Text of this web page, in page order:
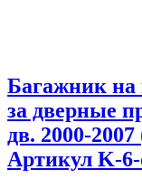
Багажник
за дверные
дв. 2000-
Артикул K-6-